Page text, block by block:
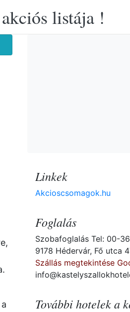
listája !
Linkek
Akcioscsomagok.hu
Foglalás
Szobafoglalás Tel: 00-
9178 Hédervár, Fő utca
Szállás megtekintése
További hotelek a